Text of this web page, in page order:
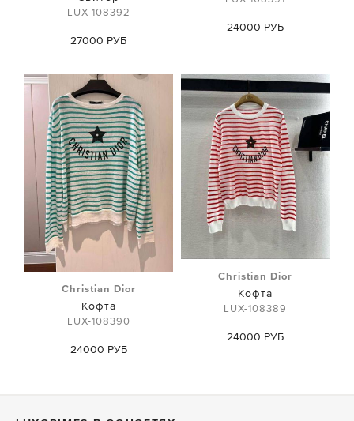
LUX-108392
27000 РУБ
24000 РУБ
Christian Dior
Кофта
LUX-108390
24000 РУБ
Christian Dior
Кофта
LUX-108389
24000 РУБ